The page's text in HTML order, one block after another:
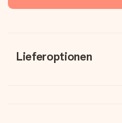
Lieferoptionen